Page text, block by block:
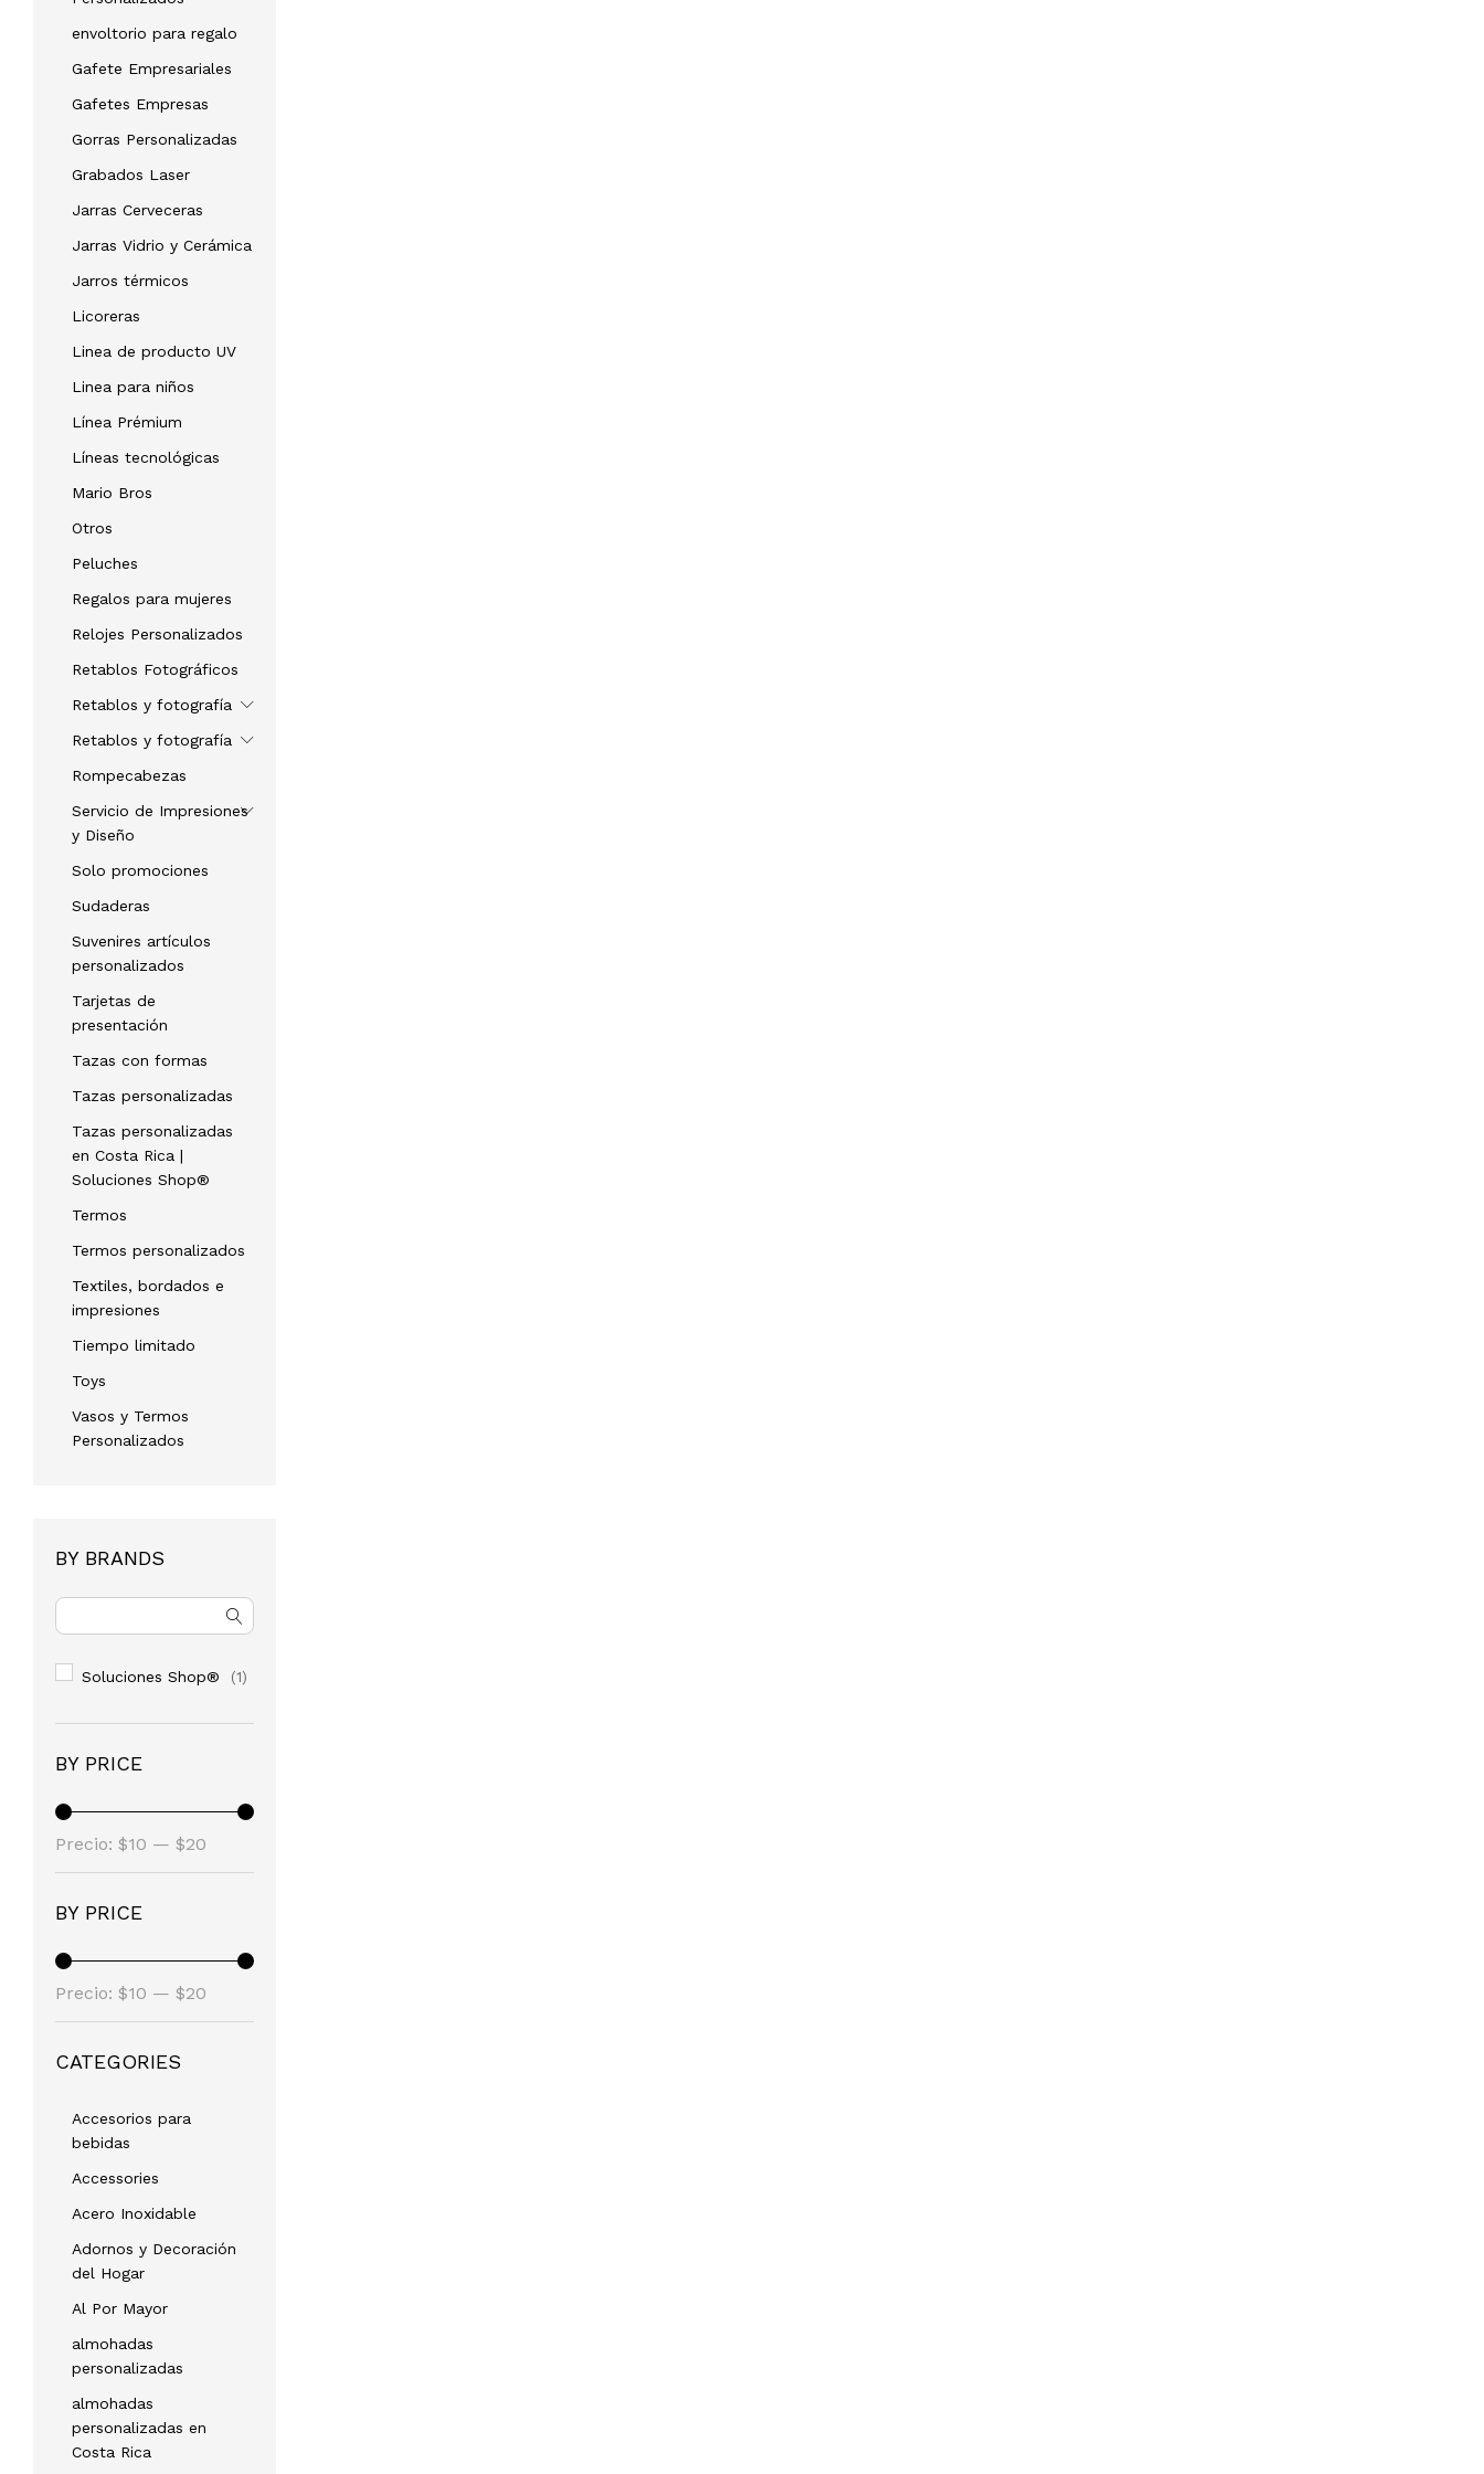
envoltorio para regalo
Gafete Empresariales
Gafetes Empresas
Gorras Personalizadas
Grabados Laser
Jarras Cerveceras
Jarras Vidrio y Cerámica
Jarros térmicos
Licoreras
Linea de producto UV
Linea para niños
Línea Prémium
Líneas tecnológicas
Mario Bros
Otros
Peluches
Regalos para mujeres
Relojes Personalizados
Retablos Fotográficos
Retablos y fotografía
Retablos y fotografía
Rompecabezas
Servicio de Impresiones
y Diseño
Solo promociones
Sudaderas
Suvenires artículos
personalizados
Tarjetas de
presentación
Tazas con formas
Tazas personalizadas
Tazas personalizadas
en Costa Rica |
Soluciones Shop®
Termos
Termos personalizados
Textiles, bordados e
impresiones
Tiempo limitado
Toys
Vasos y Termos
Personalizados
BY BRANDS
Soluciones Shop® (1)
BY PRICE
mínimo
máximo
Precio: $10 — $20
BY PRICE
mínimo
máximo
Precio: $10 — $20
CATEGORIES
Accesorios para
bebidas
Accessories
Acero Inoxidable
Adornos y Decoración
del Hogar
Al Por Mayor
almohadas
personalizadas
almohadas
personalizadas en
Costa Rica